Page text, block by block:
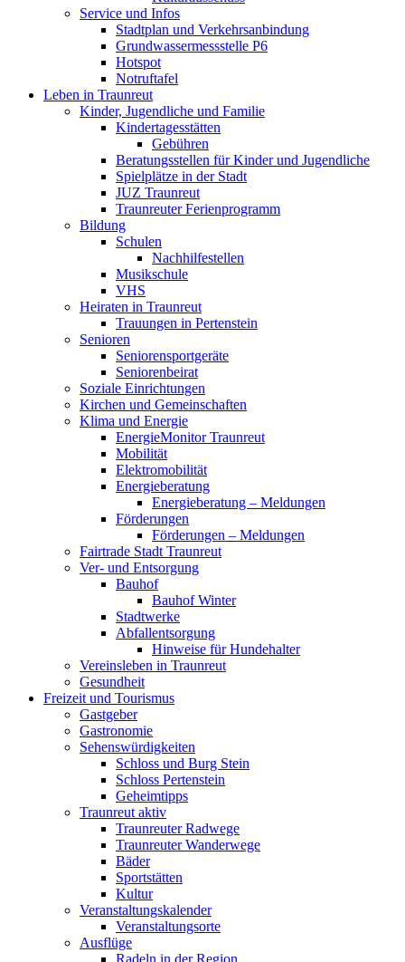
Service und Infos
Stadtplan und Verkehrsanbindung
Grundwassermessstelle P6
Hotspot
Notruftafel
Leben in Traunreut
Kinder, Jugendliche und Familie
Kindertagesstätten
Gebühren
Beratungsstellen für Kinder und Jugendliche
Spielplätze in der Stadt
JUZ Traunreut
Traunreuter Ferienprogramm
Bildung
Schulen
Nachhilfestellen
Musikschule
VHS
Heiraten in Traunreut
Trauungen in Pertenstein
Senioren
Seniorensportgeräte
Seniorenbeirat
Soziale Einrichtungen
Kirchen und Gemeinschaften
Klima und Energie
EnergieMonitor Traunreut
Mobilität
Elektromobilität
Energieberatung
Energieberatung – Meldungen
Förderungen
Förderungen – Meldungen
Fairtrade Stadt Traunreut
Ver- und Entsorgung
Bauhof
Bauhof Winter
Stadtwerke
Abfallentsorgung
Hinweise für Hundehalter
Vereinsleben in Traunreut
Gesundheit
Freizeit und Tourismus
Gastgeber
Gastronomie
Sehenswürdigkeiten
Schloss und Burg Stein
Schloss Pertenstein
Geheimtipps
Traunreut aktiv
Traunreuter Radwege
Traunreuter Wanderwege
Bäder
Sportstätten
Kultur
Veranstaltungskalender
Veranstaltungsorte
Ausflüge
Radeln in der Region